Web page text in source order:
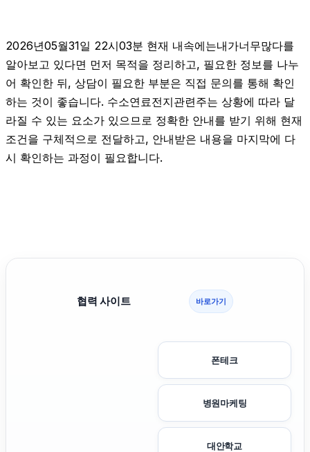
2026년05월31일 22시03분 현재 내속에는내가너무많다를
알아보고 있다면 먼저 목적을 정리하고, 필요한 정보를 나누
어 확인한 뒤, 상담이 필요한 부분은 직접 문의를 통해 확인
하는 것이 좋습니다. 수소연료전지관련주는 상황에 따라 달
라질 수 있는 요소가 있으므로 정확한 안내를 받기 위해 현재
조건을 구체적으로 전달하고, 안내받은 내용을 마지막에 다
시 확인하는 과정이 필요합니다.
협력 사이트 바로가기
폰테크
병원마케팅
대안학교